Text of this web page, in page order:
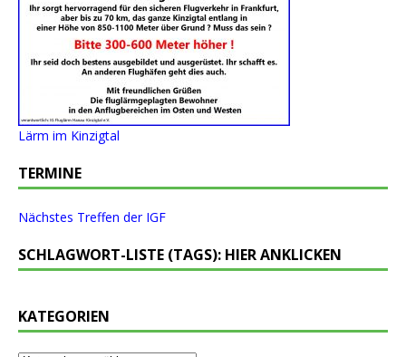
Lärm im Kinzigtal
TERMINE
Nächstes Treffen der IGF
SCHLAGWORT-LISTE (TAGS): HIER ANKLICKEN
KATEGORIEN